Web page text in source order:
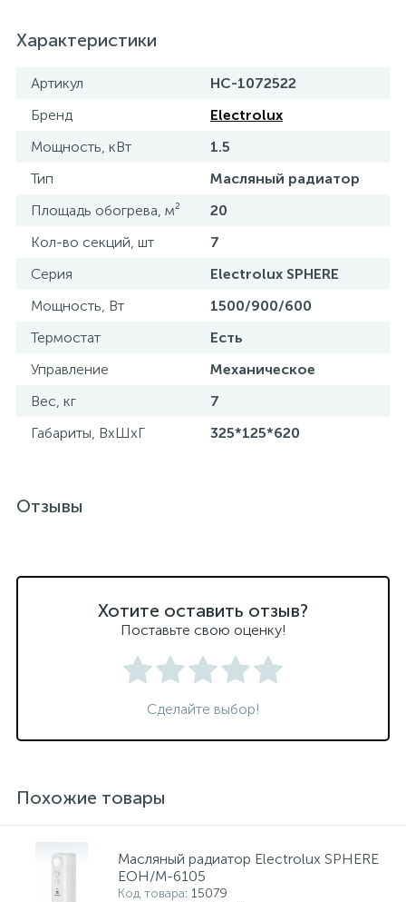
Характеристики
Артикул
НС-1072522
Бренд
Electrolux
Мощность, кВт
1.5
Тип
Масляный радиатор
Площадь обогрева, м²
20
Кол-во секций, шт
7
Серия
Electrolux SPHERE
Мощность, Вт
1500/900/600
Термостат
Есть
Управление
Механическое
Вес, кг
7
Габариты, ВхШхГ
325*125*620
Отзывы
Хотите оставить отзыв?
Поставьте свою оценку!
Сделайте выбор!
Похожие товары
Масляный радиатор Electrolux SPHERE
EOH/M-6105
Код товара: 15079